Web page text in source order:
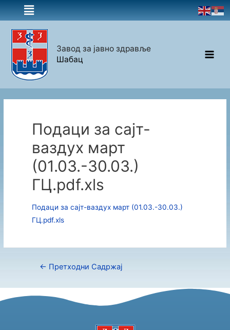
Завод за јавно здравље
Шабац
Подаци за сајт-
ваздух март
(01.03.-30.03.)
ГЦ.pdf.xls
Подаци за сајт-ваздух март (01.03.-30.03.)
ГЦ.pdf.xls
← Претходни Садржај